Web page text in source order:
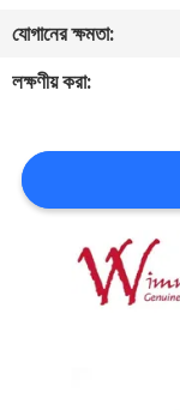
খবর
উদ্ধৃতি
অনুরোধ
সাইটম্যাপ
যোগানের ক্ষমতা:
লক্ষণীয় করা: